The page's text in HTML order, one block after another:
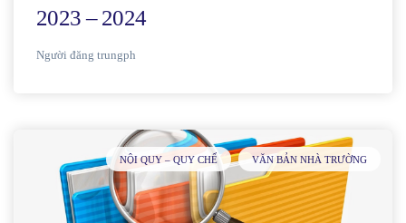
2023 – 2024
Người đăng trungph
NỘI QUY – QUY CHẾ VĂN BẢN NHÀ TRƯỜNG